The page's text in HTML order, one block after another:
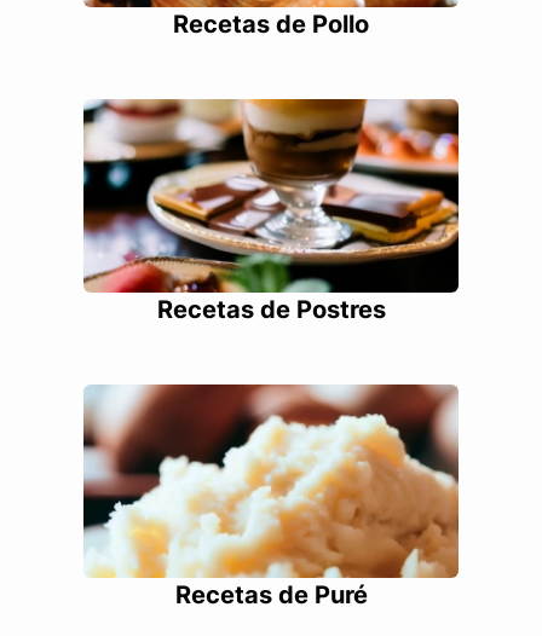
Recetas de Pollo
Recetas de Postres
Recetas de Puré